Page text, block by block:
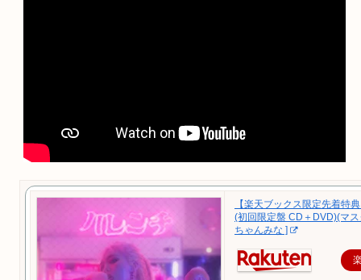
【楽天ブックス限定先着特
(初回限定盤 CD＋DVD)(マ
ちゃんみな ]